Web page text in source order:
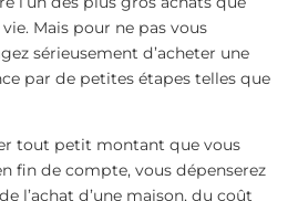
Mais pour ne pas vous
sérieusement d’acheter une
par de petites étapes telles que
tout petit montant que vous
fin de compte, vous dépenserez
l’achat d’une maison, du coût